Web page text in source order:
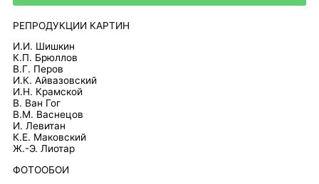
РЕПРОДУКЦИИ КАРТИН
И.И. Шишкин
К.П. Брюллов
В.Г. Перов
И.К. Айвазовский
И.Н. Крамской
В. Ван Гог
В.М. Васнецов
И. Левитан
К.Е. Маковский
Ж.-Э. Лиотар
ФОТООБОИ